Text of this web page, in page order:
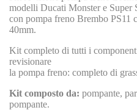
modelli Ducati Monster e Super
con pompa freno Brembo PS11
40mm.
Kit completo di tutti i
revisionare
la pompa freno: completo di
Kit composto da: pompante,
pompante.